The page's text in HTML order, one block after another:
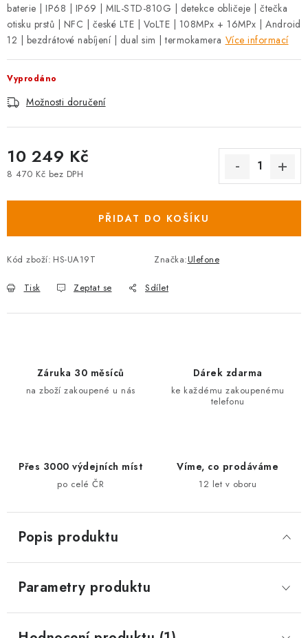
baterie | IP68 | IP69 | MIL-STD-810G | detekce obličeje | čtečka
otisku prstů | NFC | české LTE | VoLTE | 108MPx + 16MPx | Android
12 | bezdrátové nabíjení | dual sim | termokamera Více informací
Vyprodáno
Možnosti doručení
10 249 Kč
8 470 Kč bez DPH
PŘIDAT DO KOŠÍKU
Kód zboží: HS-UA19T Značka:Ulefone
Tisk Zeptat se Sdílet
Záruka 30 měsíců
na zboží zakoupené u nás
Dárek zdarma
ke každému zakoupenému
telefonu
Přes 3000 výdejních míst
po celé ČR
Víme, co prodáváme
12 let v oboru
Popis produktu
Parametry produktu